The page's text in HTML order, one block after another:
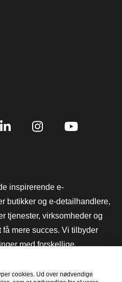
inspirerende e-
butikker og e-detailhandlere,
tjenester, virksomheder og
mere succes. Vi tilbyder
med forskellige
juridiske værktøjer
markedsundersøgelser
cookies. Ud over nødvendige